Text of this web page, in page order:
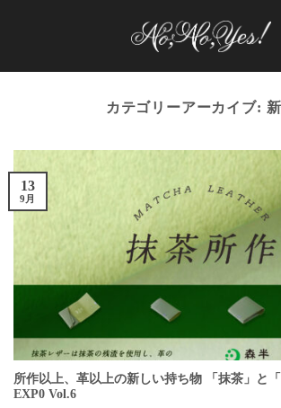
カテゴリーアーカイブ:
所作以上、革以上の新しい持ち物 「抹茶」と
EXP0 Vol.6
13
9月